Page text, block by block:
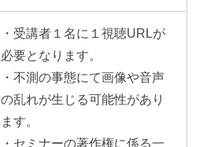
・受講者１名に１視聴URLが
必要となります。
・不測の事態にて画像や音声
の乱れが生じる可能性があり
ます。
・セミナーの著作権に係る一